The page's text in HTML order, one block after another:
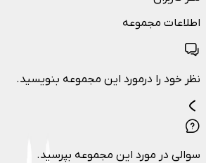
اطلاعات مجموعه
نظر خود را درمورد این مجموعه بنویسید.
سوالی در مورد این مجموعه بپرسید.